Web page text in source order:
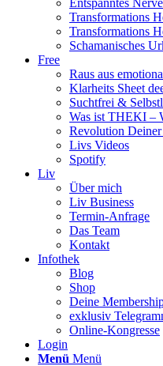
Entspanntes
Transformations
Transformations
Schamanisches
Free
Raus aus
Klarheits Sheet
Suchtfrei &
Was ist THEKI –
Revolution
Livs Videos
Spotify
Liv
Über mich
Liv Business
Termin-Anfrage
Das Team
Kontakt
Infothek
Blog
Shop
Deine
exklusiv
Online-Kongresse
Login
Menü Menü